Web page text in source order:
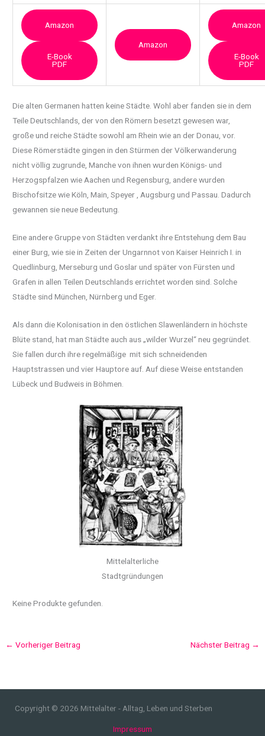
Amazon
E-Book
PDF
Amazon
Amazon
E-Book
PDF
Die alten Germanen hatten keine Städte. Wohl aber fanden sie in dem
Teile Deutschlands, der von den Römern besetzt gewesen war,
große und reiche Städte sowohl am Rhein wie an der Donau, vor.
Diese Römerstädte gingen in den Stürmen der Völkerwanderung
nicht völlig zugrunde, Manche von ihnen wurden Königs- und
Herzogspfalzen wie Aachen und Regensburg, andere wurden
Bischofsitze wie Köln, Main, Speyer , Augsburg und Passau. Dadurch
gewannen sie neue Bedeutung.
Eine andere Gruppe von Städten verdankt ihre Entstehung dem Bau
einer Burg, wie sie in Zeiten der Ungarnnot von Kaiser Heinrich I. in
Quedlinburg, Merseburg und Goslar und später von Fürsten und
Grafen in allen Teilen Deutschlands errichtet worden sind. Solche
Städte sind München, Nürnberg und Eger.
Als dann die Kolonisation in den östlichen Slawenländern in höchste
Blüte stand, hat man Städte auch aus „wilder Wurzel“ neu gegründet.
Sie fallen durch ihre regelmäßige mit sich schneidenden
Hauptstrassen und vier Hauptore auf. Auf diese Weise entstanden
Lübeck und Budweis in Böhmen.
Mittelalterliche
Stadtgründungen
Keine Produkte gefunden.
← Vorheriger Beitrag Nächster Beitrag →
Copyright © 2026 Mittelalter - Alltag, Leben und Sterben
Impressum